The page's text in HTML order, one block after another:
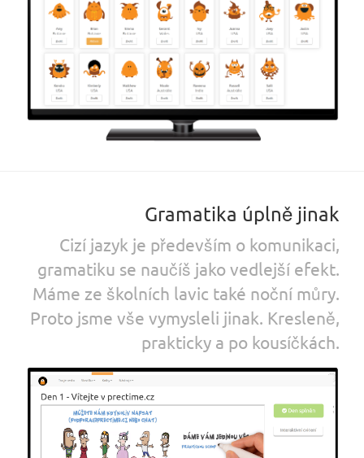
Gramatika úplně jinak
Cizí jazyk je především o komunikaci,
gramatiku se naučíš jako vedlejší efekt.
Máme ze školních lavic také noční můry.
Proto jsme vše vymysleli jinak. Kresleně,
prakticky a po kousíčkách.